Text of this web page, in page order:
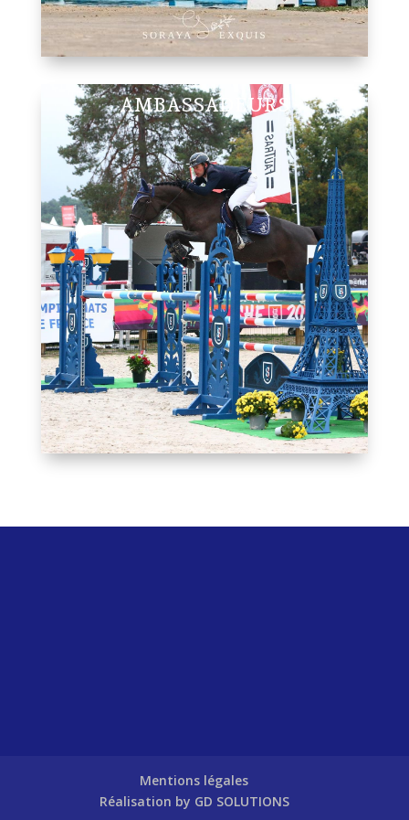
AMBASSADEURS
Mentions légales
Réalisation by GD SOLUTIONS